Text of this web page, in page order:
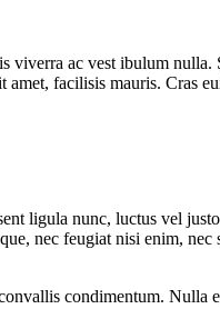
viverra ac vest ibulum
amet, facilisis mauris. Cras
ligula nunc, luctus vel
nec feugiat nisi enim,
condimentum. Nulla